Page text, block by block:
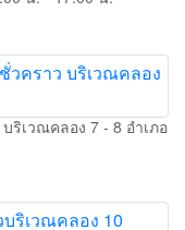
เวณคลอง 7 - 8 อำเภอ